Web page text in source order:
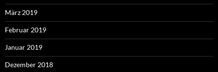
März 2019
Februar 2019
Januar 2019
Dezember 2018